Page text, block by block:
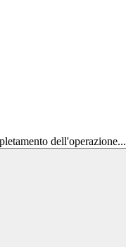
dell'operazione...